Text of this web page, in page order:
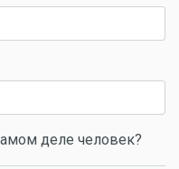
деле человек?